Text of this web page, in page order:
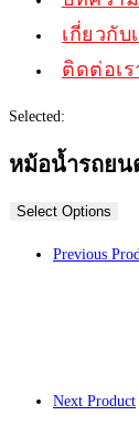
เกี่ยวกับ
ติดต่อเร
Selected:
หม้อน้ำรถยน
Select Options
Previous
Next Product